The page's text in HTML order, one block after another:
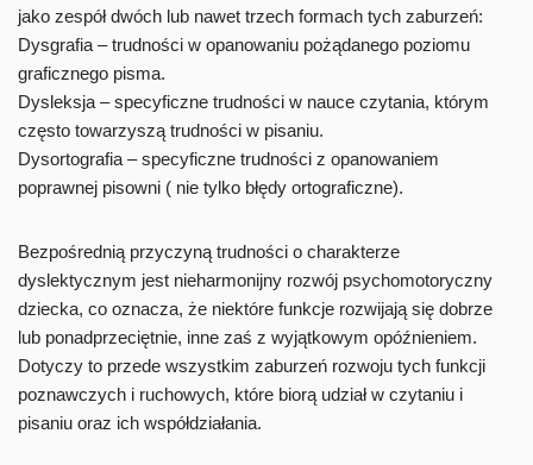
jako zespół dwóch lub nawet trzech formach tych zaburzeń:
Dysgrafia – trudności w opanowaniu pożądanego poziomu
graficznego pisma.
Dysleksja – specyficzne trudności w nauce czytania, którym
często towarzyszą trudności w pisaniu.
Dysortografia – specyficzne trudności z opanowaniem
poprawnej pisowni ( nie tylko błędy ortograficzne).
Bezpośrednią przyczyną trudności o charakterze
dyslektycznym jest nieharmonijny rozwój psychomotoryczny
dziecka, co oznacza, że niektóre funkcje rozwijają się dobrze
lub ponadprzeciętnie, inne zaś z wyjątkowym opóźnieniem.
Dotyczy to przede wszystkim zaburzeń rozwoju tych funkcji
poznawczych i ruchowych, które biorą udział w czytaniu i
pisaniu oraz ich współdziałania.